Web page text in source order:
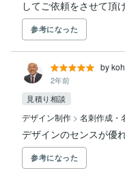
してご依頼をさせて頂
参考になった
by
2年前
見積り相談
デザイン制作 > 名刺作成・
デザインのセンスが優
参考になった